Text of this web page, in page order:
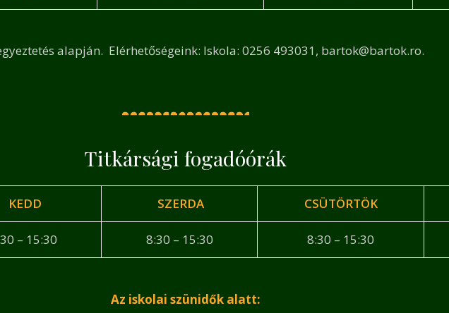
alapján. Elérhetőségeink: Iskola: 0256 493031, bartok@bartok.ro.
Titkársági fogadóórák
KEDD SZERDA CSÜTÖRTÖK
– 15:30 8:30 – 15:30 8:30 – 15:30
Az iskolai szünidők alatt: